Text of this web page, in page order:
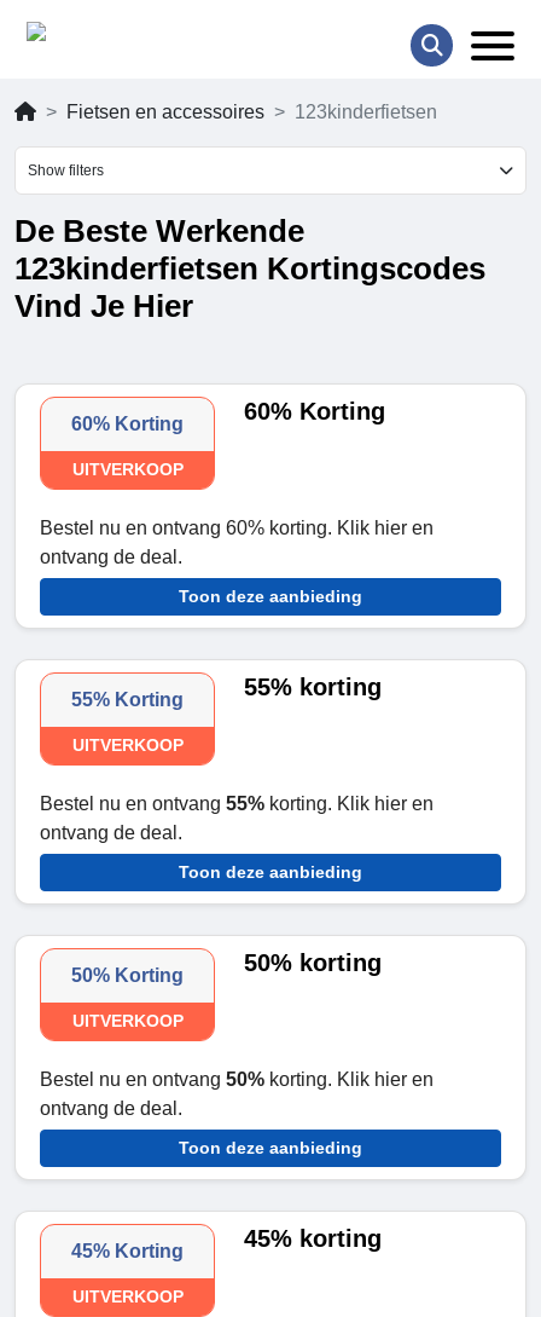
Fietsen en accessoires 123kinderfietsen
Show filters
De Beste Werkende
123kinderfietsen Kortingscodes
Vind Je Hier
60% Korting
UITVERKOOP
60% Korting
Bestel nu en ontvang 60% korting. Klik hier en
ontvang de deal.
Toon deze aanbieding
55% Korting
UITVERKOOP
55% korting
Bestel nu en ontvang 55% korting. Klik hier en
ontvang de deal.
Toon deze aanbieding
50% Korting
UITVERKOOP
50% korting
Bestel nu en ontvang 50% korting. Klik hier en
ontvang de deal.
Toon deze aanbieding
45% Korting
UITVERKOOP
45% korting